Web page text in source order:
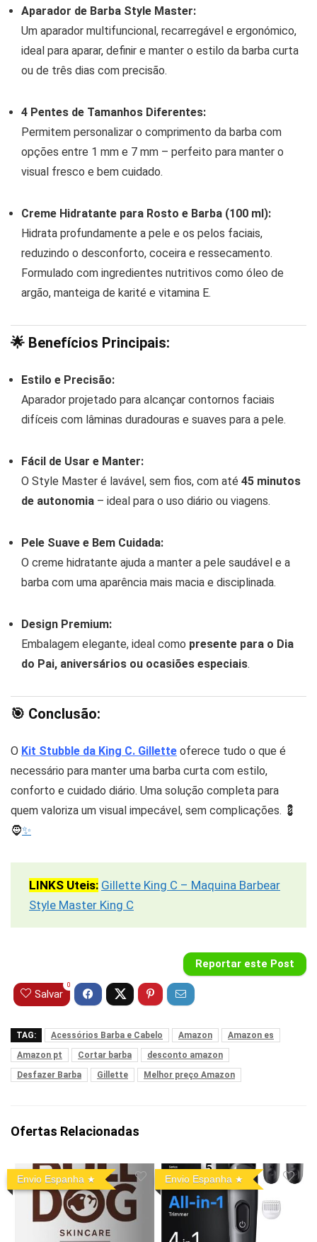
Aparador de Barba Style Master:
Um aparador multifuncional, recarregável e ergonómico,
ideal para aparar, definir e manter o estilo da barba curta
ou de três dias com precisão.
4 Pentes de Tamanhos Diferentes:
Permitem personalizar o comprimento da barba com
opções entre 1 mm e 7 mm – perfeito para manter o
visual fresco e bem cuidado.
Creme Hidratante para Rosto e Barba (100 ml):
Hidrata profundamente a pele e os pelos faciais,
reduzindo o desconforto, coceira e ressecamento.
Formulado com ingredientes nutritivos como óleo de
argão, manteiga de karité e vitamina E.
🌟 Benefícios Principais:
Estilo e Precisão:
Aparador projetado para alcançar contornos faciais
difíceis com lâminas duradouras e suaves para a pele.
Fácil de Usar e Manter:
O Style Master é lavável, sem fios, com até 45 minutos
de autonomia – ideal para o uso diário ou viagens.
Pele Suave e Bem Cuidada:
O creme hidratante ajuda a manter a pele saudável e a
barba com uma aparência mais macia e disciplinada.
Design Premium:
Embalagem elegante, ideal como presente para o Dia
do Pai, aniversários ou ocasiões especiais.
🎯 Conclusão:
O Kit Stubble da King C. Gillette oferece tudo o que é
necessário para manter uma barba curta com estilo,
conforto e cuidado diário. Uma solução completa para
quem valoriza um visual impecável, sem complicações. 💈
🧔✨
LINKS Uteis: Gillette King C – Maquina Barbear
Style Master King C
Reportar este Post
Salvar
0
TAG: Acessórios Barba e Cabelo Amazon
Amazon es
Amazon pt
Cortar barba
desconto amazon
Desfazer Barba
Gillette Melhor preço Amazon
Ofertas Relacionadas
Envio Espanha Envio Espanha